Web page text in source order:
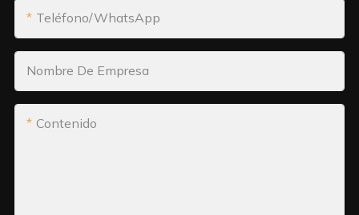
Teléfono/WhatsApp
Nombre De Empresa
Contenido